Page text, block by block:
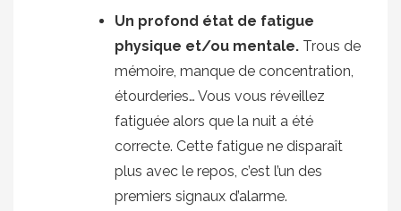
Un profond état de fatigue
physique et/ou mentale. Trous de
mémoire, manque de concentration,
étourderies… Vous vous réveillez
fatiguée alors que la nuit a été
correcte. Cette fatigue ne disparaît
plus avec le repos, c’est l’un des
premiers signaux d’alarme.